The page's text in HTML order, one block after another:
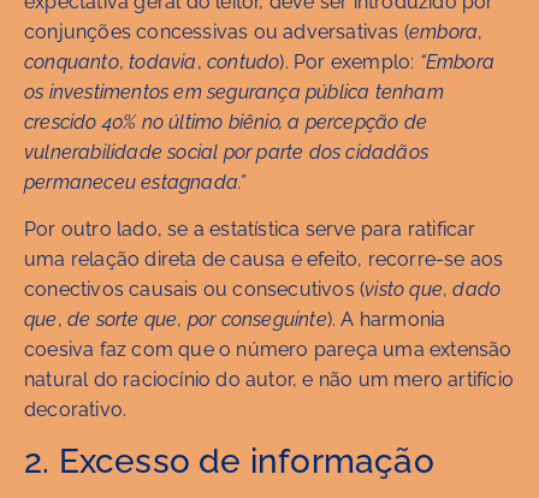
conjunções concessivas ou adversativas (embora,
conquanto,todavia,contudo). Por exemplo: “Embora
os investimentos em segurança pública tenham
crescido 40% no último biênio, a percepção de
vulnerabilidade social por parte dos cidadãos
permaneceu estagnada.”
Por outro lado, se a estatística serve para ratificar
uma relação direta de causa e efeito, recorre-se aos
conectivos causais ou consecutivos (visto que,dado
que,de sorte que, por conseguinte). A harmonia
coesiva faz com que o número pareça uma extensão
natural do raciocínio do autor, e não um mero artifício
decorativo.
2. Excesso de informação